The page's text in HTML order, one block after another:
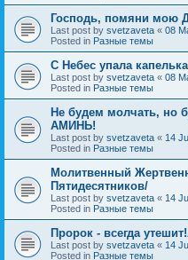
Господь, помяни мою
Last post by svetzaveta « 08
Posted in Разные темы
C Небес упала
Last post by svetzaveta « 08
Posted in Разные темы
Не будем молчать,
АМИНЬ!
Last post by svetzaveta « 14
Posted in Разные темы
Молитвенный
Пятидесятников/
Last post by svetzaveta « 14
Posted in Разные темы
Пророк - всегда
Last post by svetzaveta « 14
Posted in Разные темы